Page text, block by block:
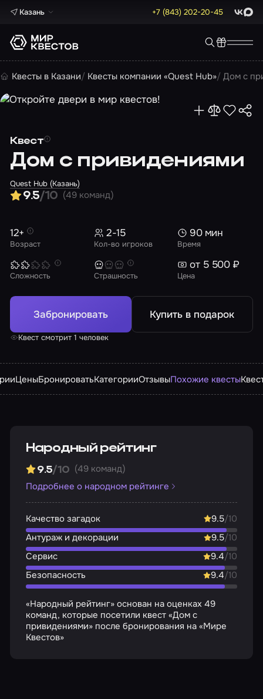
Казань +7 (843) 202-20-45 Max
Квесты в Казани Квесты компании «Quest Hub» Дом с
Квест
Дом с привидениями
Quest Hub (Казань)
9.5/10 (49 команд)
Возраст
12+
Кол-во игроков
2-15
Время
90 мин
Сложность Страшность Цена
от 5 500 ₽
Забронировать Купить в подарок
Квест смотрит 1 человек
ЦеныБронироватьКатегорииОтзывыПохожие квесты
Народный рейтинг
9.5/10 (49 команд)
Подробнее о народном рейтинге
Качество загадок 9.5/10
Антураж и декорации
9.5/10
Сервис
9.4/10
Безопасность
9.4/10
«Народный рейтинг» основан на оценках 49
команд, которые посетили квест «Дом с
привидениями» после бронирования на «Мире
Квестов»